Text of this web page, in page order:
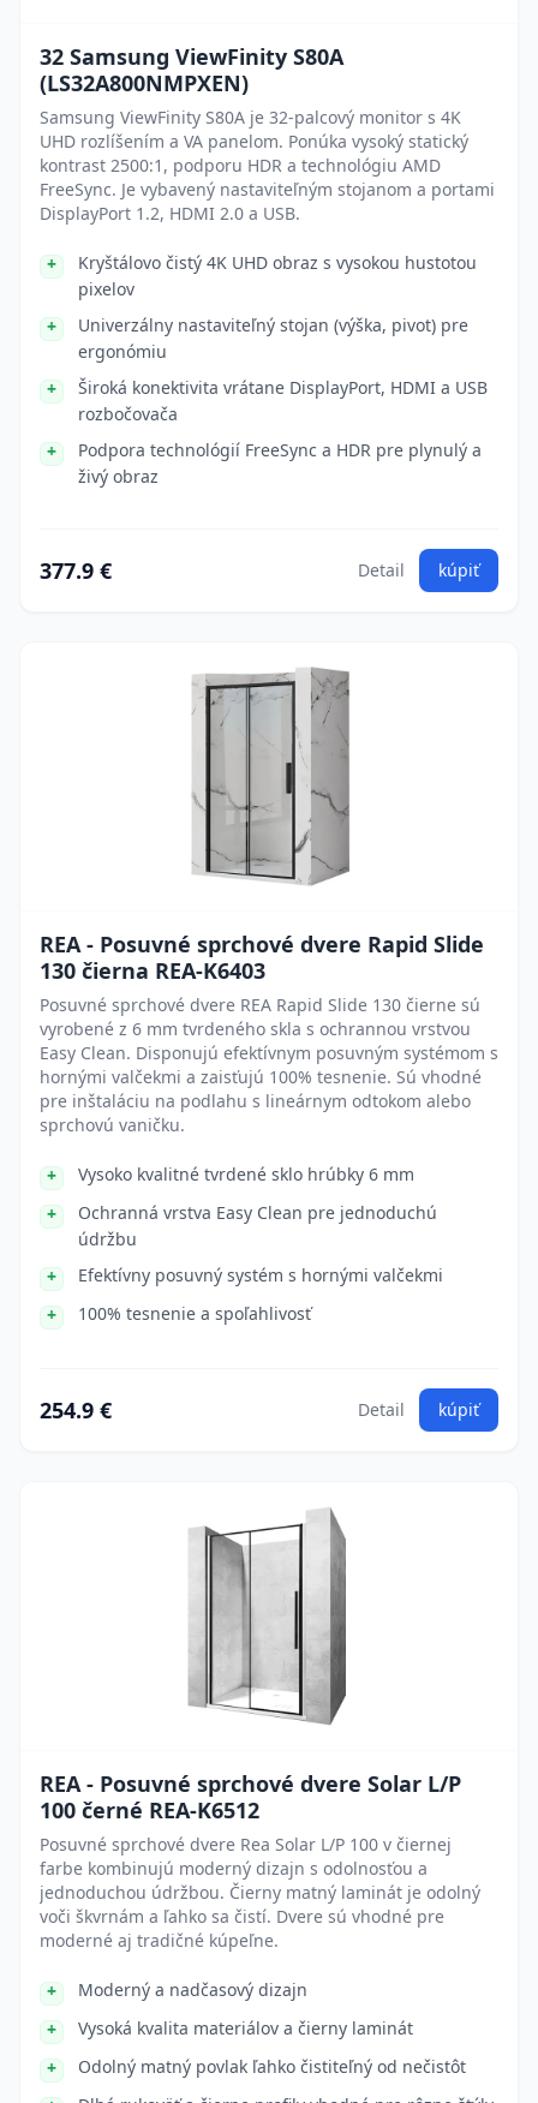
32 Samsung ViewFinity S80A
(LS32A800NMPXEN)
Samsung ViewFinity S80A je 32-palcový monitor s 4K
UHD rozlíšením a VA panelom. Ponúka vysoký statický
kontrast 2500:1, podporu HDR a technológiu AMD
FreeSync. Je vybavený nastaviteľným stojanom a portami
DisplayPort 1.2, HDMI 2.0 a USB.
Kryštálovo čistý 4K UHD obraz s vysokou hustotou
pixelov
Univerzálny nastaviteľný stojan (výška, pivot) pre
ergonómiu
Široká konektivita vrátane DisplayPort, HDMI a USB
rozbočovača
Podpora technológií FreeSync a HDR pre plynulý a
živý obraz
377.9 € Detail kúpiť
REA - Posuvné sprchové dvere Rapid Slide
130 čierna REA-K6403
Posuvné sprchové dvere REA Rapid Slide 130 čierne sú
vyrobené z 6 mm tvrdeného skla s ochrannou vrstvou
Easy Clean. Disponujú efektívnym posuvným systémom s
hornými valčekmi a zaisťujú 100% tesnenie. Sú vhodné
pre inštaláciu na podlahu s lineárnym odtokom alebo
sprchovú vaničku.
Vysoko kvalitné tvrdené sklo hrúbky 6 mm
Ochranná vrstva Easy Clean pre jednoduchú
údržbu
Efektívny posuvný systém s hornými valčekmi
100% tesnenie a spoľahlivosť
254.9 € Detail kúpiť
REA - Posuvné sprchové dvere Solar L/P
100 černé REA-K6512
Posuvné sprchové dvere Rea Solar L/P 100 v čiernej
farbe kombinujú moderný dizajn s odolnosťou a
jednoduchou údržbou. Čierny matný laminát je odolný
voči škvrnám a ľahko sa čistí. Dvere sú vhodné pre
moderné aj tradičné kúpeľne.
Moderný a nadčasový dizajn
Vysoká kvalita materiálov a čierny laminát
Odolný matný povlak ľahko čistiteľný od nečistôt